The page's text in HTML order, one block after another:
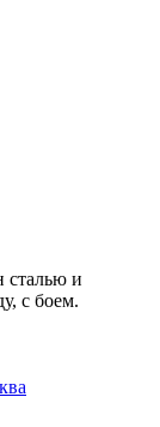
сталью и
с боем.